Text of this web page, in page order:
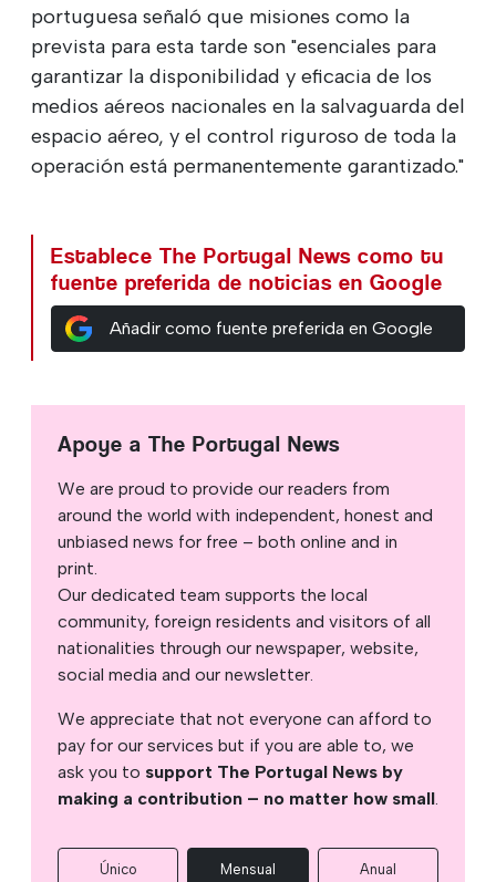
portuguesa señaló que misiones como la
prevista para esta tarde son "esenciales para
garantizar la disponibilidad y eficacia de los
medios aéreos nacionales en la salvaguarda del
espacio aéreo, y el control riguroso de toda la
operación está permanentemente garantizado."
Establece The Portugal News como tu
fuente preferida de noticias en Google
Añadir como fuente preferida en Google
Apoye a The Portugal News
We are proud to provide our readers from
around the world with independent, honest and
unbiased news for free – both online and in
print.
Our dedicated team supports the local
community, foreign residents and visitors of all
nationalities through our newspaper, website,
social media and our newsletter.
We appreciate that not everyone can afford to
pay for our services but if you are able to, we
ask you to support The Portugal News by
making a contribution – no matter how small.
Único Mensual Anual